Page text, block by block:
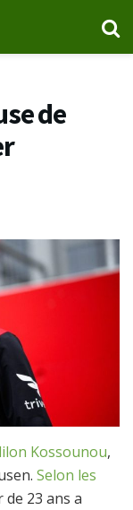
de
Kossounou,
Selon les
de 23 ans a